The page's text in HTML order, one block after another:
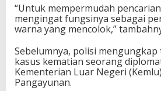
“Untuk mempermudah
mengingat fungsinya sebagai
warna yang mencolok,”
Sebelumnya, polisi
kasus kematian seorang
Kementerian Luar Negeri
Pangayunan.